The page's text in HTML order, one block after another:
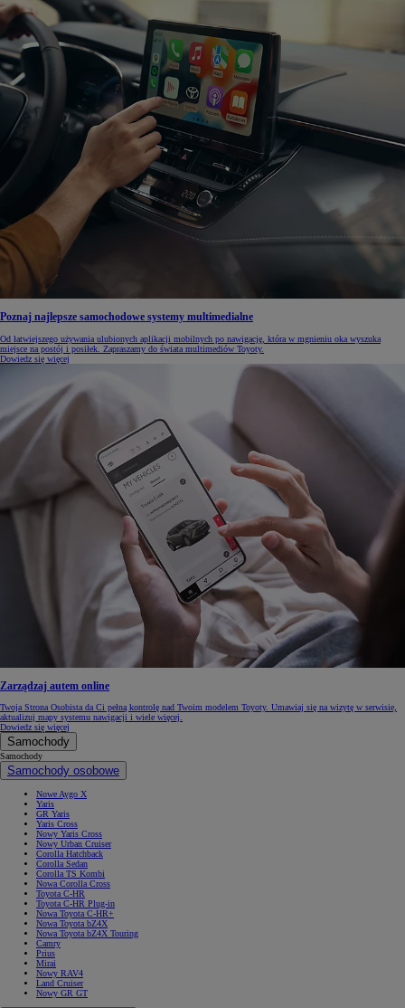
Poznaj najlepsze samochodowe systemy multimedialne
Od łatwiejszego używania ulubionych aplikacji mobilnych po nawigację, która w mgnieniu oka wyszuka
miejsce na postój i posiłek. Zapraszamy do świata multimediów Toyoty.
Dowiedz się więcej
Zarządzaj autem online
Twoja Strona Osobista da Ci pełną kontrolę nad Twoim modelem Toyoty. Umawiaj się na wizytę w serwisie,
aktualizuj mapy systemu nawigacji i wiele więcej.
Dowiedz się więcej
Samochody
Samochody
Samochody osobowe
Nowe Aygo X
Yaris
GR Yaris
Yaris Cross
Nowy Yaris Cross
Nowy Urban Cruiser
Corolla Hatchback
Corolla Sedan
Corolla TS Kombi
Nowa Corolla Cross
Toyota C-HR
Toyota C-HR Plug-in
Nowa Toyota C-HR+
Nowa Toyota bZ4X
Nowa Toyota bZ4X Touring
Camry
Prius
Mirai
Nowy RAV4
Land Cruiser
Nowy GR GT